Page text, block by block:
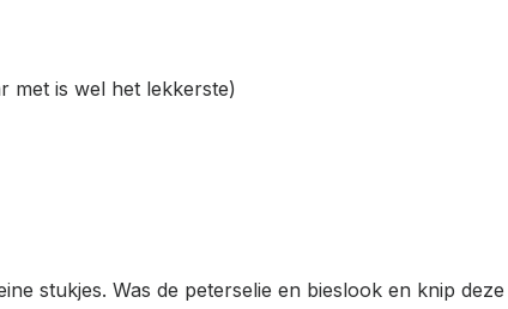
met is wel het lekkerste)
stukjes. Was de peterselie en bieslook en knip